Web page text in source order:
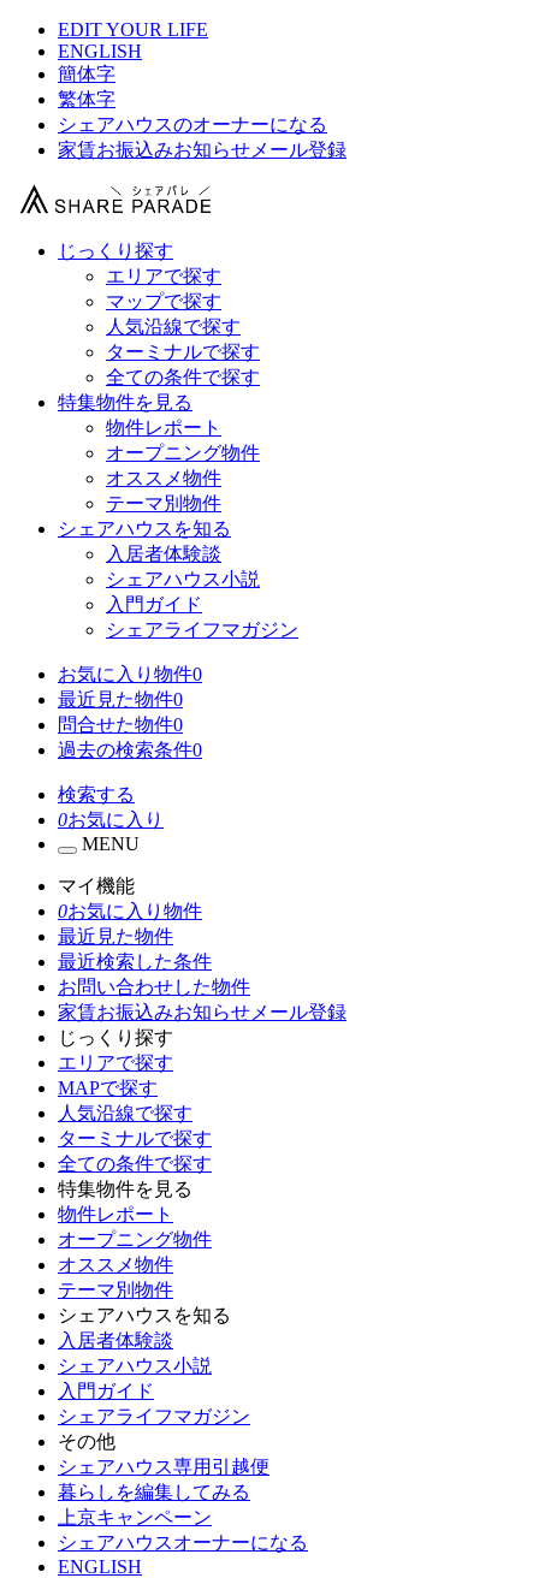
EDIT YOUR LIFE
ENGLISH
簡体字
繁体字
シェアハウスのオーナーになる
家賃お振込みお知らせメール登録
じっくり探す
エリアで探す
マップで探す
人気沿線で探す
ターミナルで探す
全ての条件で探す
特集物件を見る
物件レポート
オープニング物件
オススメ物件
テーマ別物件
シェアハウスを知る
入居者体験談
シェアハウス小説
入門ガイド
シェアライフマガジン
お気に入り物件0
最近見た物件0
問合せた物件0
過去の検索条件0
検索する
0お気に入り
MENU
マイ機能
0お気に入り物件
最近見た物件
最近検索した条件
お問い合わせした物件
家賃お振込みお知らせメール登録
じっくり探す
エリアで探す
MAPで探す
人気沿線で探す
ターミナルで探す
全ての条件で探す
特集物件を見る
物件レポート
オープニング物件
オススメ物件
テーマ別物件
シェアハウスを知る
入居者体験談
シェアハウス小説
入門ガイド
シェアライフマガジン
その他
シェアハウス専用引越便
暮らしを編集してみる
上京キャンペーン
シェアハウスオーナーになる
ENGLISH